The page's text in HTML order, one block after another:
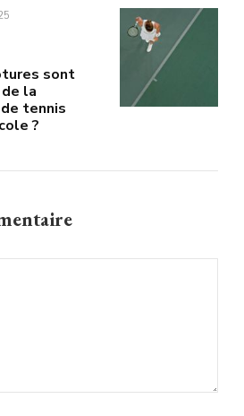
sont
la
tennis
?